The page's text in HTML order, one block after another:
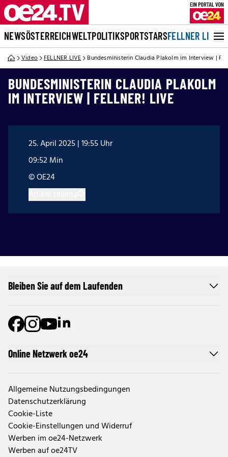
NEWSÖSTERREICHWELTPOLITIKSPORTSTARSFELLNER LIVE
Video FELLNER LIVE Bundesministerin Claudia Plakolm im Interview |
BUNDESMINISTERIN CLAUDIA PLAKOLM
IM INTERVIEW | FELLNER! LIVE
25. April 2025 | 19:55 Uhr
09:52 Min
© OE24
Online Netzwerk oe24
Allgemeine Nutzungsbedingungen
Datenschutzerklärung
Cookie-Liste
Cookie-Einstellungen und Widerruf
Werben im oe24-Netzwerk
Werben auf oe24TV
Bleiben Sie auf dem Laufenden